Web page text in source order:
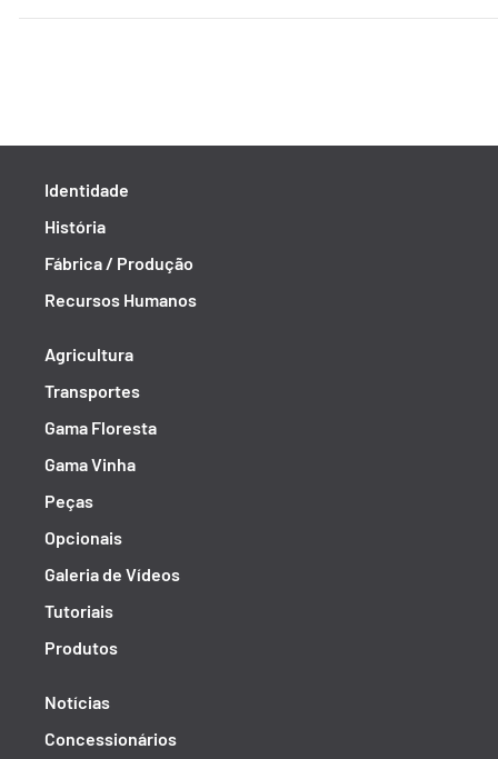
Identidade
História
Fábrica / Produção
Recursos Humanos
Agricultura
Transportes
Gama Floresta
Gama Vinha
Peças
Opcionais
Galeria de Vídeos
Tutoriais
Produtos
Notícias
Concessionários